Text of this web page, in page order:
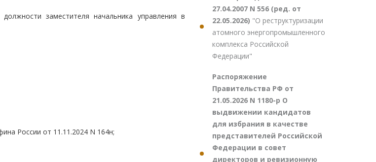
заместителя начальника управления в
России от 11.11.2024 N 164н;
27.04.2007 N 556 (ред. от
22.05.2026) "О реструктуризации
атомного энергопромышленного
комплекса Российской
Федерации"
Распоряжение
Правительства РФ от
21.05.2026 N 1180-р О
выдвижении кандидатов
для избрания в качестве
представителей Российской
Федерации в совет
директоров и ревизионную